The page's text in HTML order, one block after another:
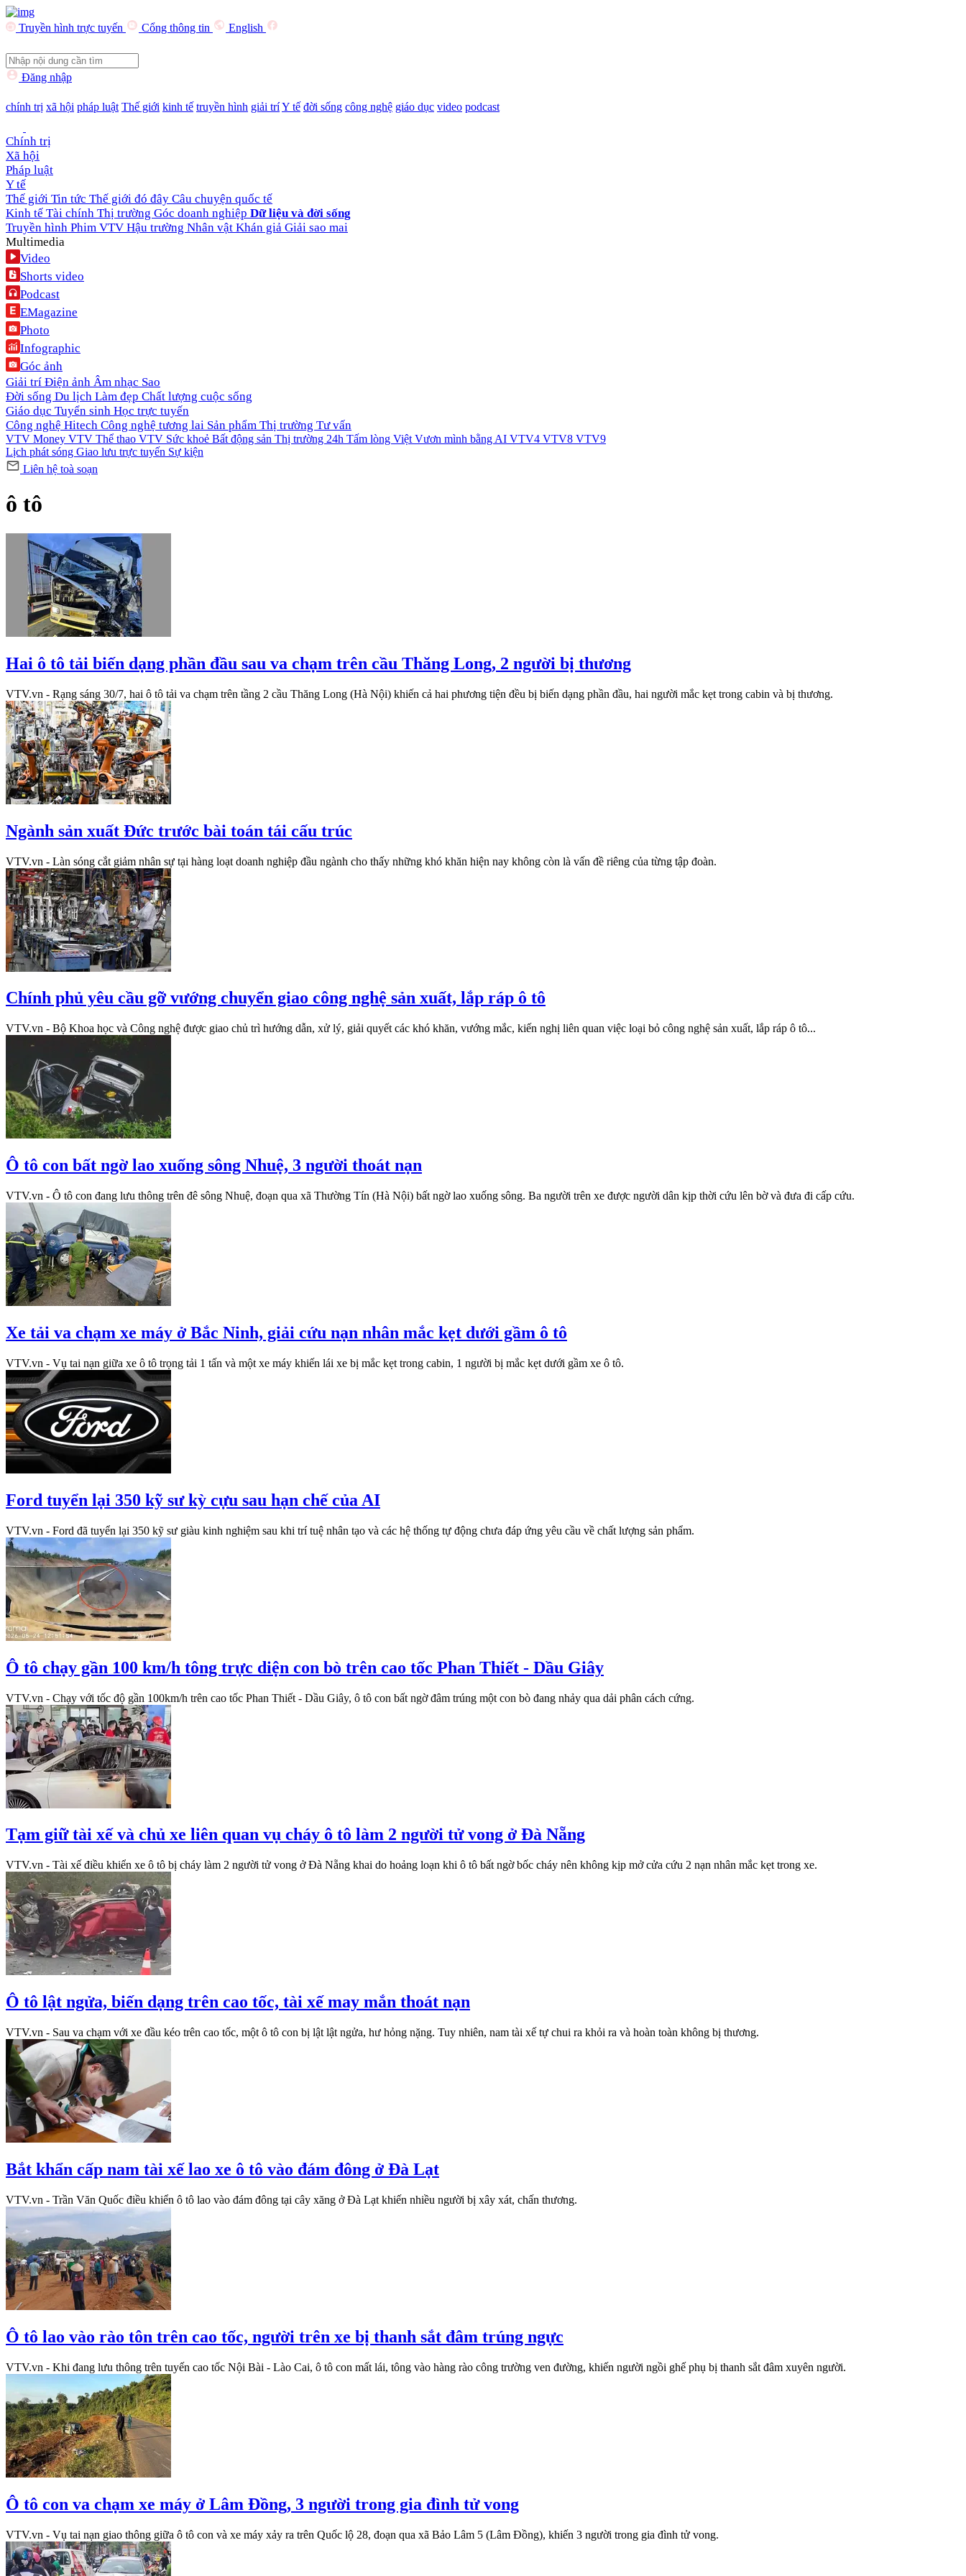
Truyền hình trực tuyến Cổng thông tin English
Đăng nhập
chính trị xã hội pháp luật Thế giới kinh tế truyền hình giải tríY tế đời sống công nghệ giáo dục video podcast
Chính trị
Xã hội
Pháp luật
Y tế
Thế giới Tin tức Thế giới đó đây Câu chuyện quốc tế
Kinh tế Tài chính Thị trường Góc doanh nghiệp Dữ liệu và đời sống
Truyền hình Phim VTV Hậu trường Nhân vật Khán giả Giải sao mai
Multimedia
Video
Shorts video
Podcast
EMagazine
Photo
Infographic
Góc ảnh
Giải trí Điện ảnh Âm nhạc Sao
Đời sống Du lịch Làm đẹp Chất lượng cuộc sống
Giáo dục Tuyển sinh Học trực tuyến
Công nghệ Hitech Công nghệ tương lai Sản phẩm Thị trường Tư vấn
VTV Money VTV Thể thao VTV Sức khoẻ Bất động sản Thị trường 24h Tấm lòng Việt Vươn mình bằng AI VTV4 VTV8 VTV9
Lịch phát sóng Giao lưu trực tuyến Sự kiện
Liên hệ toà soạn
ô tô
Hai ô tô tải biến dạng phần đầu sau va chạm trên cầu Thăng Long, 2 người bị thương
VTV.vn - Rạng sáng 30/7, hai ô tô tải va chạm trên tầng 2 cầu Thăng Long (Hà Nội) khiến cả hai phương tiện đều bị biến dạng phần đầu, hai người mắc kẹt trong cabin và bị thương.
Ngành sản xuất Đức trước bài toán tái cấu trúc
VTV.vn - Làn sóng cắt giảm nhân sự tại hàng loạt doanh nghiệp đầu ngành cho thấy những khó khăn hiện nay không còn là vấn đề riêng của từng tập đoàn.
Chính phủ yêu cầu gỡ vướng chuyển giao công nghệ sản xuất, lắp ráp ô tô
VTV.vn - Bộ Khoa học và Công nghệ được giao chủ trì hướng dẫn, xử lý, giải quyết các khó khăn, vướng mắc, kiến nghị liên quan việc loại bỏ công nghệ sản xuất, lắp ráp ô tô...
Ô tô con bất ngờ lao xuống sông Nhuệ, 3 người thoát nạn
VTV.vn - Ô tô con đang lưu thông trên đê sông Nhuệ, đoạn qua xã Thường Tín (Hà Nội) bất ngờ lao xuống sông. Ba người trên xe được người dân kịp thời cứu lên bờ và đưa đi cấp cứu.
Xe tải va chạm xe máy ở Bắc Ninh, giải cứu nạn nhân mắc kẹt dưới gầm ô tô
VTV.vn - Vụ tai nạn giữa xe ô tô trọng tải 1 tấn và một xe máy khiến lái xe bị mắc kẹt trong cabin, 1 người bị mắc kẹt dưới gầm xe ô tô.
Ford tuyển lại 350 kỹ sư kỳ cựu sau hạn chế của AI
VTV.vn - Ford đã tuyển lại 350 kỹ sư giàu kinh nghiệm sau khi trí tuệ nhân tạo và các hệ thống tự động chưa đáp ứng yêu cầu về chất lượng sản phẩm.
Ô tô chạy gần 100 km/h tông trực diện con bò trên cao tốc Phan Thiết - Dầu Giây
VTV.vn - Chạy với tốc độ gần 100km/h trên cao tốc Phan Thiết - Dầu Giây, ô tô con bất ngờ đâm trúng một con bò đang nhảy qua dải phân cách cứng.
Tạm giữ tài xế và chủ xe liên quan vụ cháy ô tô làm 2 người tử vong ở Đà Nẵng
VTV.vn - Tài xế điều khiển xe ô tô bị cháy làm 2 người tử vong ở Đà Nẵng khai do hoảng loạn khi ô tô bất ngờ bốc cháy nên không kịp mở cửa cứu 2 nạn nhân mắc kẹt trong xe.
Ô tô lật ngửa, biến dạng trên cao tốc, tài xế may mắn thoát nạn
VTV.vn - Sau va chạm với xe đầu kéo trên cao tốc, một ô tô con bị lật lật ngửa, hư hỏng nặng. Tuy nhiên, nam tài xế tự chui ra khỏi ra và hoàn toàn không bị thương.
Bắt khẩn cấp nam tài xế lao xe ô tô vào đám đông ở Đà Lạt
VTV.vn - Trần Văn Quốc điều khiển ô tô lao vào đám đông tại cây xăng ở Đà Lạt khiến nhiều người bị xây xát, chấn thương.
Ô tô lao vào rào tôn trên cao tốc, người trên xe bị thanh sắt đâm trúng ngực
VTV.vn - Khi đang lưu thông trên tuyến cao tốc Nội Bài - Lào Cai, ô tô con mất lái, tông vào hàng rào công trường ven đường, khiến người ngồi ghế phụ bị thanh sắt đâm xuyên người.
Ô tô con va chạm xe máy ở Lâm Đồng, 3 người trong gia đình tử vong
VTV.vn - Vụ tai nạn giao thông giữa ô tô con và xe máy xảy ra trên Quốc lộ 28, đoạn qua xã Bảo Lâm 5 (Lâm Đồng), khiến 3 người trong gia đình tử vong.